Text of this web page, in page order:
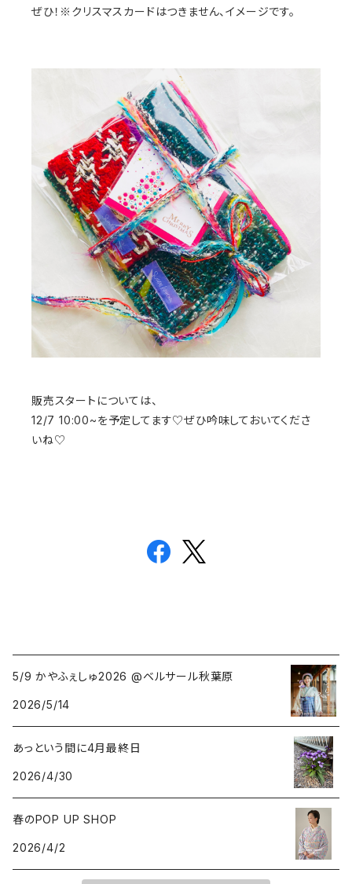
ぜひ！※クリスマスカードはつきません、イメージです。
販売スタートについては、
12/7 10:00~を予定してます♡ぜひ吟味しておいてくださ
いね♡
5/9 かやふぇしゅ2026 @ベルサール秋葉原
2026/5/14
あっという間に4月最終日
2026/4/30
春のPOP UP SHOP
2026/4/2